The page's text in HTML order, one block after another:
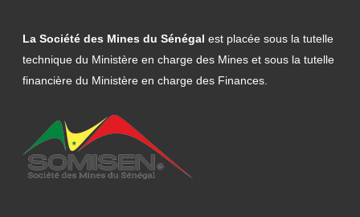
La Société des Mines du Sénégal est placée sous la tutelle
technique du Ministère en charge des Mines et sous la tutelle
financière du Ministère en charge des Finances.